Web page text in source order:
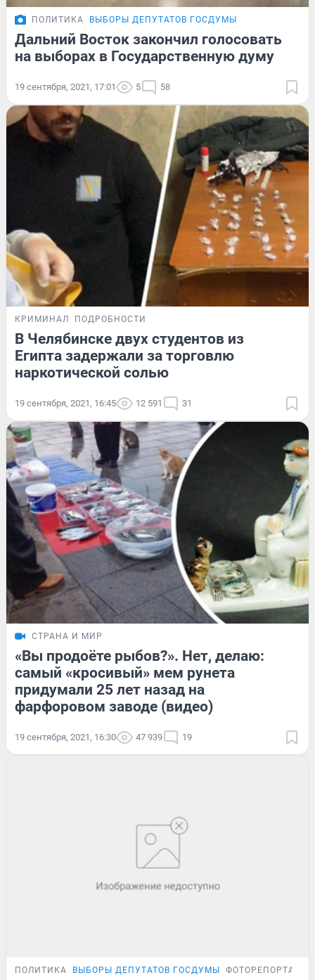
ПОЛИТИКА ВЫБОРЫ ДЕПУТАТОВ ГОСДУМЫ
Дальний Восток закончил голосовать
на выборах в Государственную думу
19 сентября, 2021, 17:01 5 58
КРИМИНАЛ ПОДРОБНОСТИ
В Челябинске двух студентов из
Египта задержали за торговлю
наркотической солью
19 сентября, 2021, 16:45 12 591 31
СТРАНА И МИР
«Вы продоёте рыбов?». Нет, делаю:
самый «кросивый» мем рунета
придумали 25 лет назад на
фарфоровом заводе (видео)
19 сентября, 2021, 16:30 47 939 19
ПОЛИТИКА ВЫБОРЫ ДЕПУТАТОВ ГОСДУМЫ ФОТОРЕПОРТАЖ